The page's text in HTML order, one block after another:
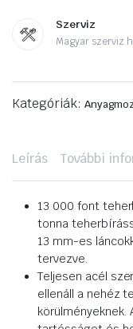
Szerviz
Magyar szerviz
Kategóriák:
Leírás További
13 000 font
tonna
13 mm-es
tervezve.
Teljesen acél
ellenáll a nehéz